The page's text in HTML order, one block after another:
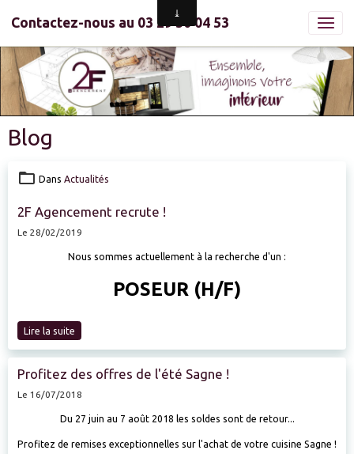
Contactez-nous au 03 29 30 04 53
Blog
Dans Actualités
2F Agencement recrute !
Le 28/02/2019
Nous sommes actuellement à la recherche d'un :
POSEUR (H/F)
Lire la suite
Profitez des offres de l'été Sagne !
Le 16/07/2018
Du 27 juin au 7 août 2018 les soldes sont de retour...
Profitez de remises exceptionnelles sur l'achat de votre cuisine Sagne !